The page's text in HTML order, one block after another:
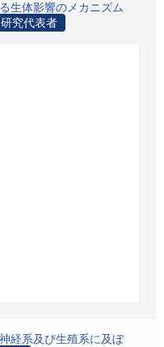
生体影響のメカニズム
研究代表者
経系及び生殖系に及ぼ